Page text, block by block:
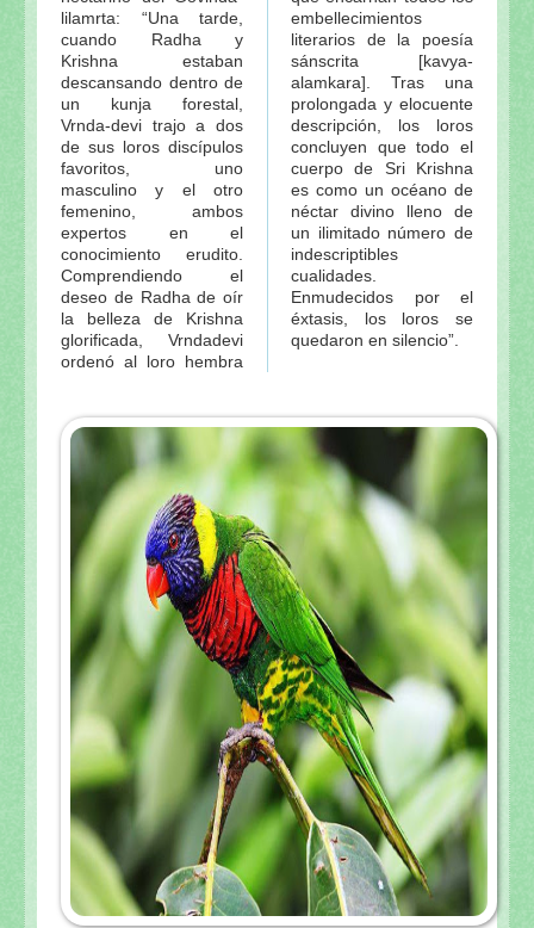
lilamrta: “Una tarde,
cuando Radha y
Krishna estaban
descansando dentro de
un kunja forestal,
Vrnda-devi trajo a dos
de sus loros discípulos
favoritos, uno
masculino y el otro
femenino, ambos
expertos en el
conocimiento erudito.
Comprendiendo el
deseo de Radha de oír
la belleza de Krishna
glorificada, Vrndadevi
ordenó al loro hembra
embellecimientos
literarios de la poesía
sánscrita [kavya-
alamkara]. Tras una
prolongada y elocuente
descripción, los loros
concluyen que todo el
cuerpo de Sri Krishna
es como un océano de
néctar divino lleno de
un ilimitado número de
indescriptibles
cualidades.
Enmudecidos por el
éxtasis, los loros se
quedaron en silencio”.